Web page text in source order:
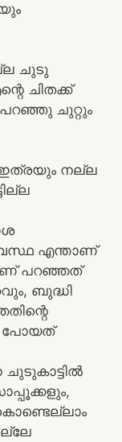
ചുടു
ചിതക്ക്
ചുറ്റും
നല്ല
എന്താണ്
പറഞ്ഞത്
ബുദ്ധി
പോയത്
ചുടുകാട്ടിൽ